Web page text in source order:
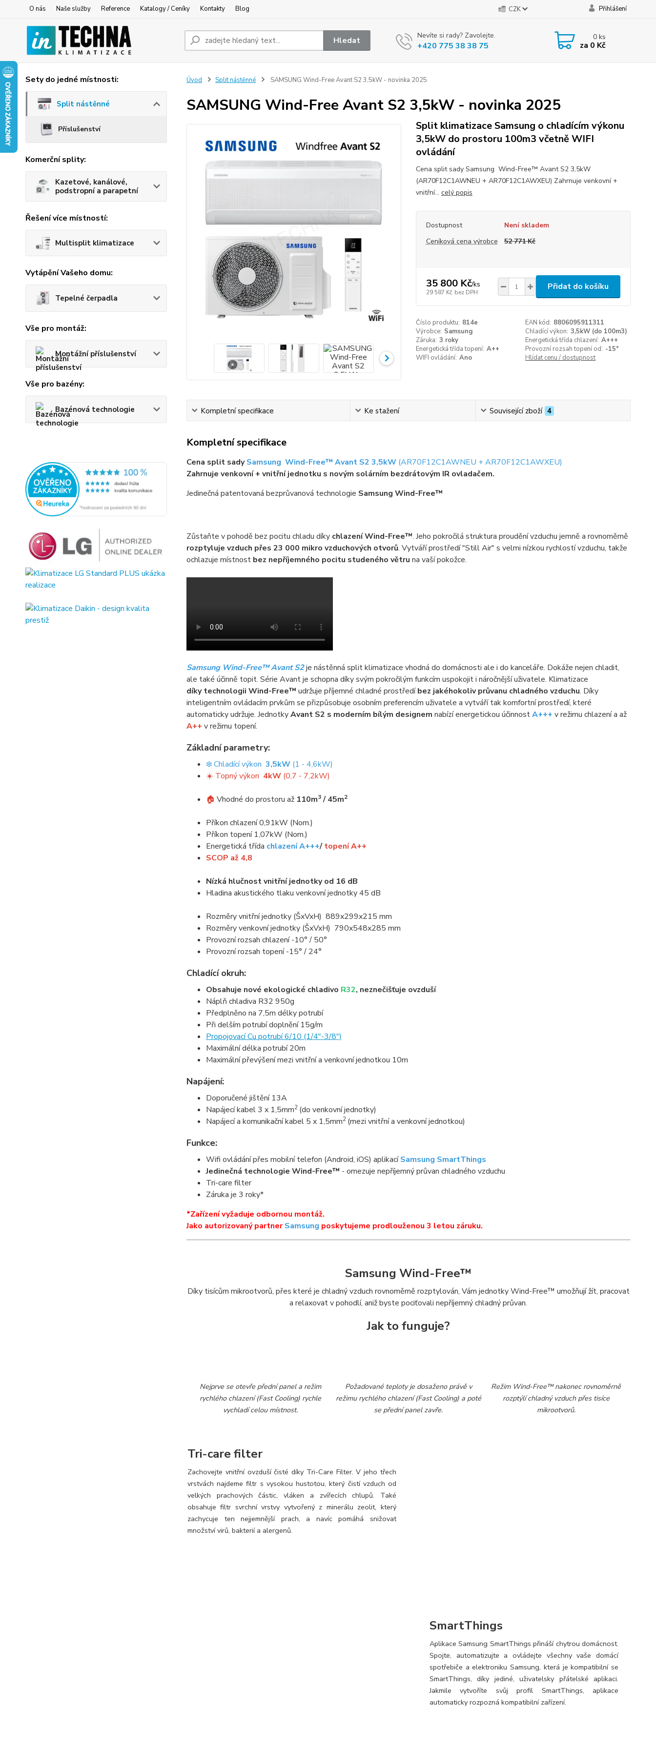
O nás Naše služby Reference Katalogy / Ceníky Kontakty Blog CZK Přihlášení
Hledat Nevíte si rady? Zavolejte.
+420 775 38 38 75
0ks
za 0 Kč
Sety do jedné místnosti:
Split nástěnné
Příslušenství
Komerční splity:
Kazetové, kanálové,
podstropní a parapetní
Řešení více místností:
Multisplit klimatizace
Vytápění Vašeho domu:
Tepelné čerpadla
Vše pro montáž:
Montážní příslušenství
Vše pro bazény:
Bazénová technologie
Úvod Split nástěnné SAMSUNG Wind-Free Avant S2 3,5kW - novinka 2025
SAMSUNG Wind-Free Avant S2 3,5kW - novinka 2025
Split klimatizace Samsung o chladícím výkonu
3,5kW do prostoru 100m3 včetně WIFI
ovládání
Cena split sady Samsung Wind-Free™ Avant S2 3,5kW
(AR70F12C1AWNEU + AR70F12C1AWXEU) Zahrnuje venkovní +
vnitřní... celý popis
Dostupnost
Není skladem
Ceníková cena výrobce
52 771 Kč
35 800 Kč/ks
29 587 Kč bez DPH
Přidat do košíku
Číslo produktu: 814e EAN kód: 8806095911311
Výrobce: Samsung Chladící výkon: 3,5kW (do 100m3)
Záruka: 3 roky Energetická třída chlazení: A+++
Energetická třída topení: A++ Provozní rozsah topení od: -15°
WIFI ovládání: Ano Hlídat cenu / dostupnost
Kompletní specifikace Ke stažení Související zboží 4
Kompletní specifikace
Cena split sadySamsung Wind-Free™ Avant S2 3,5kW (AR70F12C1AWNEU + AR70F12C1AWXEU)
Zahrnuje venkovní + vnitřní jednotku s novým solárním bezdrátovým IR ovladačem.
Jedinečná patentovaná bezprůvanová technologie Samsung Wind-Free™
Zůstaňte v pohodě bez pocitu chladu díky chlazení Wind-Free™. Jeho pokročilá struktura proudění vzduchu jemně a rovnoměrně
rozptyluje vzduch přes 23 000 mikro vzduchových otvorů. Vytváří prostředí "Still Air" s velmi nízkou rychlostí vzduchu, takže
ochlazuje místnost bez nepříjemného pocitu studeného větru na vaší pokožce.
Samsung Wind-Free™ Avant S2je nástěnná split klimatizace vhodná do domácnosti ale i do kanceláře. Dokáže nejen chladit,
ale také účinně topit. Série Avant je schopna díky svým pokročilým funkcím uspokojit i náročnější uživatele. Klimatizace
díky technologii Wind-Free™ udržuje příjemné chladné prostředíbez jakéhokoliv průvanu chladného vzduchu. Díky
inteligentním ovládacím prvkům se přizpůsobuje osobním preferencím uživatele a vytváří tak komfortní prostředí, které
automaticky udržuje. JednotkyAvant S2 s moderním bílým designem nabízí energetickou účinnostA+++ v režimu chlazení a až
A++ v režimu topení.
Základní parametry:
❄️ Chladící výkon 3,5kW (1 - 4,6kW)
☀️ Topný výkon 4kW (0,7 - 7,2kW)
🏠 Vhodné do prostoru až 110m3/ 45m2
Příkon chlazení 0,91kW (Nom.)
Příkon topení 1,07kW (Nom.)
Energetická třída chlazení A+++/topení A++
SCOP až 4,8
Nízká hlučnost vnitřní jednotky od 16 dB
Hladina akustického tlaku venkovní jednotky 45 dB
Rozměry vnitřní jednotky (ŠxVxH) 889x299x215 mm
Rozměry venkovní jednotky (ŠxVxH) 790x548x285 mm
Provozní rozsah chlazení -10° / 50°
Provozní rozsah topení -15° / 24°
Chladící okruh:
Obsahuje nové ekologické chladivo R32, neznečišťuje ovzduší
Náplň chladiva R32 950g
Předplněno na 7,5m délky potrubí
Při delším potrubí doplnění 15g/m
Propojovací Cu potrubí 6/10 (1/4"-3/8")
Maximální délka potrubí 20m
Maximální převýšení mezi vnitřní a venkovní jednotkou 10m
Napájení:
Doporučené jištění 13A
Napájecí kabel 3 x 1,5mm2 (do venkovní jednotky)
Napájecí a komunikační kabel 5 x 1,5mm2 (mezi vnitřní a venkovní jednotkou)
Funkce:
Wifi ovládání přes mobilní telefon (Android, iOS) aplikacíSamsung SmartThings
Jedinečná technologie Wind-Free™ - omezuje nepříjemný průvan chladného vzduchu
Tri-care filter
Záruka je 3 roky*
*Zařízení vyžaduje odbornou montáž.
Jako autorizovaný partnerSamsung poskytujeme prodlouženou 3 letou záruku.
Samsung Wind-Free™
Díky tisícům mikrootvorů, přes které je chladný vzduch rovnoměrně rozptylován, Vám jednotky Wind-Free™ umožňují žít, pracovat
a relaxovat v pohodlí, aniž byste pociťovali nepříjemný chladný průvan.
Jak to funguje?
Nejprve se otevře přední panel a režim
rychlého chlazení (Fast Cooling) rychle
vychladí celou místnost.
Požadované teploty je dosaženo právě v
režimu rychlého chlazení (Fast Cooling) a poté
se přední panel zavře.
Režim Wind-Free™ nakonec rovnoměrně
rozptýlí chladný vzduch přes tisíce
mikrootvorů.
Tri-care filter
Zachovejte vnitřní ovzduší čisté díky Tri-Care Filter. V jeho třech
vrstvách najdeme filtr s vysokou hustotou, který čistí vzduch od
velkých prachových částic, vláken a zvířecích chlupů. Také
obsahuje filtr svrchní vrstvy vytvořený z minerálu zeolit, který
zachycuje ten nejjemnější prach, a navíc pomáhá snižovat
množství virů, bakterií a alergenů.
SmartThings
Aplikace Samsung SmartThings přináší chytrou domácnost.
Spojte, automatizujte a ovládejte všechny vaše domácí
spotřebiče a elektroniku Samsung, která je kompatibilní se
SmartThings, díky jediné, uživatelsky přátelské aplikaci.
Jakmile vytvoříte svůj profil SmartThings, aplikace
automaticky rozpozná kompatibilní zařízení.